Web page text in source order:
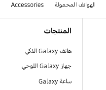
الهواتف المحمولة Accessories
المنتجات
هاتف Galaxy الذكي
جهاز Galaxy اللوحي
ساعة Galaxy